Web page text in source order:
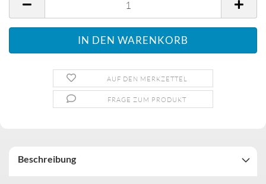
AUF DEN MERKZETTEL
FRAGE ZUM PRODUKT
Beschreibung